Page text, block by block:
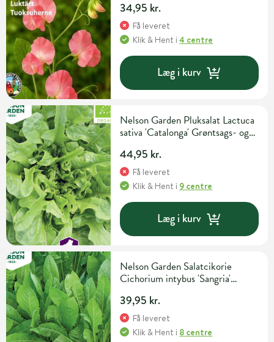
34,95 kr.
Få leveret
Klik & Hent i4 centre
Læg i kurv
Nelson Garden Pluksalat Lactuca
sativa 'Catalonga' Grøntsags- og
44,95 kr.
Få leveret
Klik & Hent i 9 centre
Læg i kurv
Nelson Garden Salatcikorie
Cichorium intybus 'Sangria'
39,95 kr.
Få leveret
Klik & Hent i 8 centre